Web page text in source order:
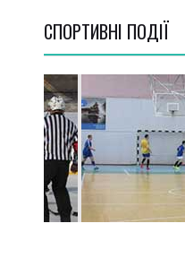
СПОРТИВНI ПОДІЇ